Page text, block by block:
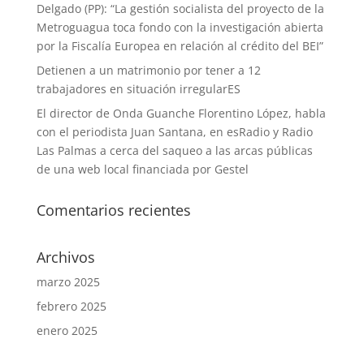
Delgado (PP): “La gestión socialista del proyecto de la
Metroguagua toca fondo con la investigación abierta
por la Fiscalía Europea en relación al crédito del BEI”
Detienen a un matrimonio por tener a 12
trabajadores en situación irregularES
El director de Onda Guanche Florentino López, habla
con el periodista Juan Santana, en esRadio y Radio
Las Palmas a cerca del saqueo a las arcas públicas
de una web local financiada por Gestel
Comentarios recientes
Archivos
marzo 2025
febrero 2025
enero 2025